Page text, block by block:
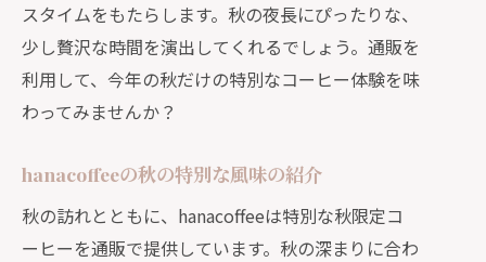
スタイムをもたらします。秋の夜長にぴったりな、
少し贅沢な時間を演出してくれるでしょう。通販を
利用して、今年の秋だけの特別なコーヒー体験を味
わってみませんか？
hanacoffeeの秋の特別な風味の紹介
秋の訪れとともに、hanacoffeeは特別な秋限定コ
ーヒーを通販で提供しています。秋の深まりに合わ